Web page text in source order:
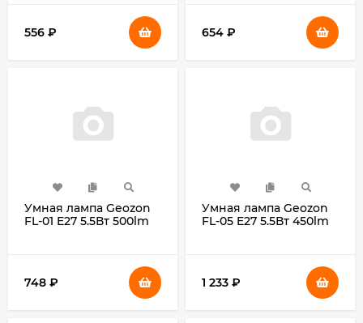
556 ₽ 654 ₽
Умная лампа Geozon
FL-01 E27 5.5Вт 500lm
748 ₽
Умная лампа Geozon
FL-05 E27 5.5Вт 450lm
1 233 ₽